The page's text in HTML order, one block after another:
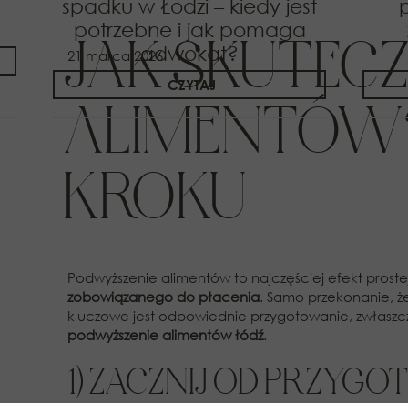
spadku w Łodzi – kiedy jest
potrzebne i jak pomaga
adwokat?
CZYTAJ
JAK
KROKU
Podwyższenie alimentów to najczęściej efekt
zobowiązanego do płacenia. Samo przekonanie,
kluczowe jest odpowiednie przygotowanie,
podwyższenie alimentów łódź.
1) ZACZNIJ OD
21 marca 2026